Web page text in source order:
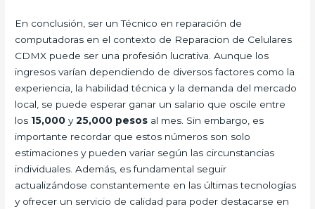
En conclusión, ser un Técnico en reparación de
computadoras en el contexto de Reparacion de Celulares
CDMX puede ser una profesión lucrativa. Aunque los
ingresos varían dependiendo de diversos factores como la
experiencia, la habilidad técnica y la demanda del mercado
local, se puede esperar ganar un salario que oscile entre
los 15,000 y25,000 pesos al mes. Sin embargo, es
importante recordar que estos números son solo
estimaciones y pueden variar según las circunstancias
individuales. Además, es fundamental seguir
actualizándose constantemente en las últimas tecnologías
y ofrecer un servicio de calidad para poder destacarse en